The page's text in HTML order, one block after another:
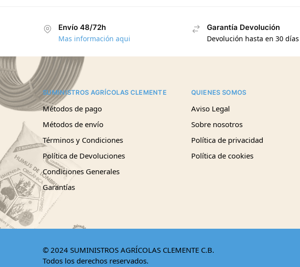
Envío 48/72h
Mas información aqui
Garantía Devolución
Devolución hasta en 30 días
SUMINISTROS AGRÍCOLAS CLEMENTE
Métodos de pago
Métodos de envío
Términos y Condiciones
Política de Devoluciones
Condiciones Generales
Garantías
QUIENES SOMOS
Aviso Legal
Sobre nosotros
Política de privacidad
Política de cookies
© 2024 SUMINISTROS AGRÍCOLAS CLEMENTE C.B.
Todos los derechos reservados.